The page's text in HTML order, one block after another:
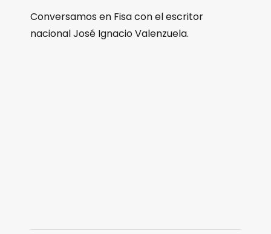
Conversamos en Fisa con el escritor
nacional José Ignacio Valenzuela.